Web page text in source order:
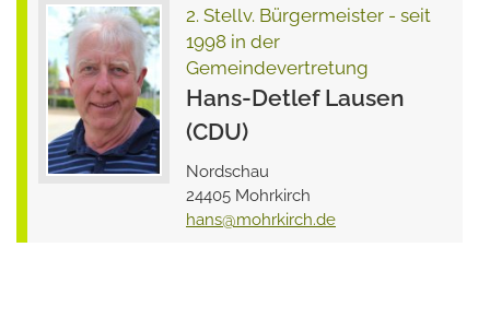
2. Stellv. Bürgermeister - seit
1998 in der
Gemeindevertretung
Hans-Detlef Lausen
(CDU)
Nordschau
24405 Mohrkirch
hans@mohrkirch.de